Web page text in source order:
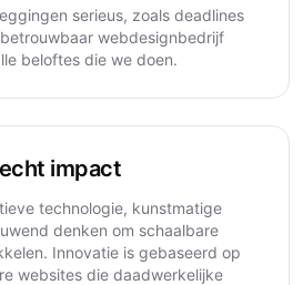
serieus, zoals deadlines
webdesignbedrijf
beloftes die we doen.
impact
technologie, kunstmatige
denken om schaalbare
Innovatie is gebaseerd op
websites die daadwerkelijke